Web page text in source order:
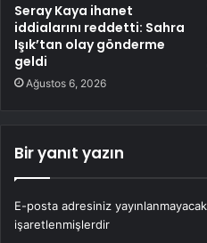
Seray Kaya ihanet
iddialarını reddetti: Sahra
Işık’tan olay gönderme
geldi
Ağustos 6, 2026
Bir yanıt yazın
E-posta adresiniz
işaretlenmişlerdir